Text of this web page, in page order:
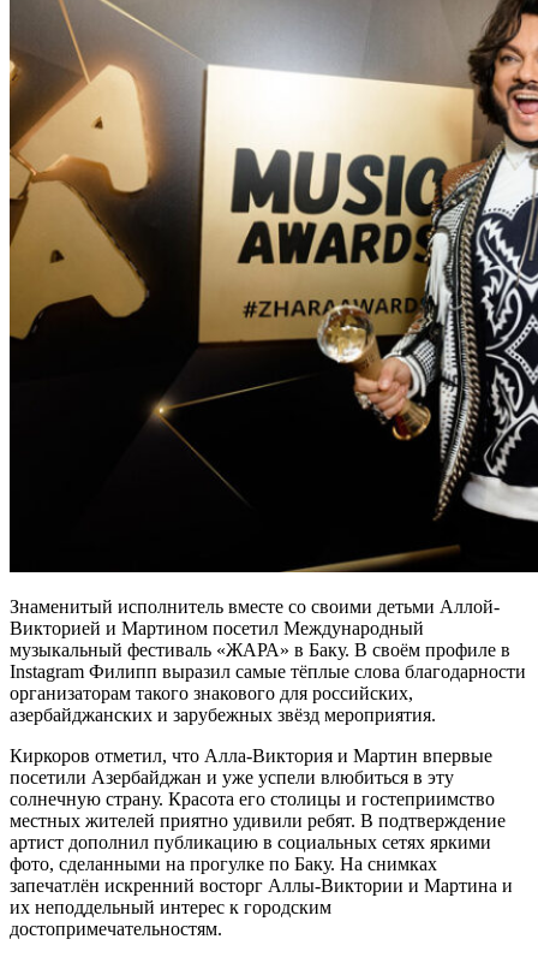
Знаменитый исполнитель вместе со своими детьми Аллой-
Викторией и Мартином посетил Международный
музыкальный фестиваль «ЖАРА» в Баку. В своём профиле в
Instagram Филипп выразил самые тёплые слова благодарности
организаторам такого знакового для российских,
азербайджанских и зарубежных звёзд мероприятия.
Киркоров отметил, что Алла-Виктория и Мартин впервые
посетили Азербайджан и уже успели влюбиться в эту
солнечную страну. Красота его столицы и гостеприимство
местных жителей приятно удивили ребят. В подтверждение
артист дополнил публикацию в социальных сетях яркими
фото, сделанными на прогулке по Баку. На снимках
запечатлён искренний восторг Аллы-Виктории и Мартина и
их неподдельный интерес к городским
достопримечательностям.